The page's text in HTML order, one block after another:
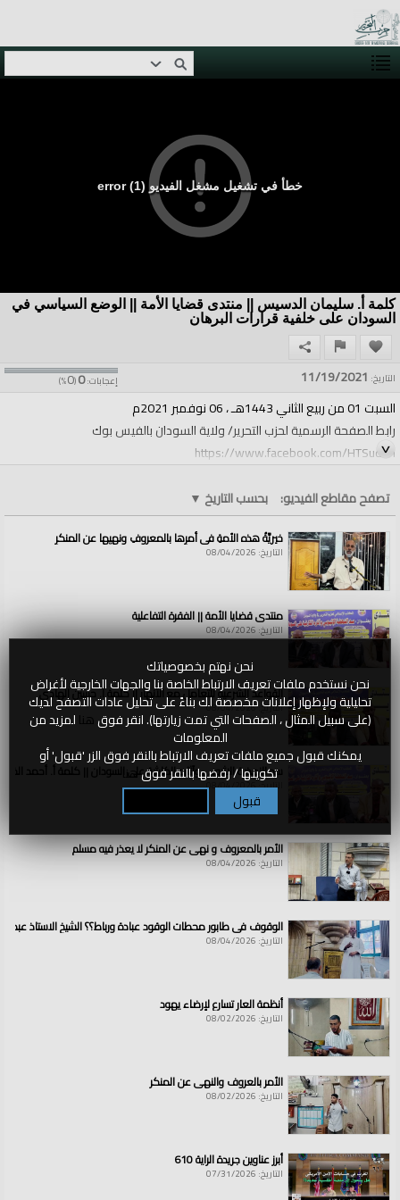
نحن نهتم بخصوصياتك
نحن نستخدم ملفات تعريف الارتباط الخاصة بنا والجهات الخارجية لأغراض
تحليلية ولإظهار إعلانات مخصصة لك بناءً على تحليل عادات التصفح لديك
(على سبيل المثال ، الصفحات التي تمت زيارتها). انقر فوق لمزيد من
المعلومات
يمكنك قبول جميع ملفات تعريف الارتباط بالنقر فوق الزر 'قبول' أو
تكوينها / رفضها بالنقر فوق
قبول
خطأ في تشغيل مشغل الفيديو (1) error
كلمة أ. سليمان الدسيس || منتدى قضايا الأمة || الوضع السياسي في
السودان على خلفية قرارات البرهان
إعجابات:0
(
0
%) التاريخ: 11/19/2021
السبت 01 من ربيع الثاني 1443هـ ، 06 نوفمبر 2021م
رابط الصفحة الرسمية لحزب التحرير/ ولاية السودان بالفيس بوك
https://www.facebook.com/HTSudan
https://www.facebook.com/tahrir1953
الفئات:
الولايات والمناطق
الولايات والمناطق»السودان
قنوات:
الولايات والمناطق
العلامات:كلمة|أ|سليمان|الدسيس|
||
|منتدى|قضايا|الأمة|
||
|الوضع|
السياسي|في|السودان|على|خلفية|قرارات|البرهان
تصفح مقاطع الفيديو: بحسب التاريخ ▼
خيريَّةُ هذه الأمةِ في أمرِها بالمعروفِ ونهيِها عن المنكرِ
التاريخ: 08/04/2026
منتدى قضايا الأمة || الفقرة التفاعلية
التاريخ: 08/04/2026
القواعد الشرعية للتعامل مع الأنهار || كلمة أ. حسين الهادي
التاريخ: 08/04/2026
سد النهضة الاثيوبي وآثاره الكارثية على السودان || كلمة أ. أحمد
التاريخ: 08/04/2026
الأمر بالمعروف و نهي عن المنكر لا يعذر فيه مسلم
التاريخ: 08/04/2026
الوقوف في طابور محطات الوقود عبادة ورباط؟؟ الشيخ الاستاذ عبد
التاريخ: 08/04/2026
أنظمة العار تسارع لإرضاء يهود
التاريخ: 08/02/2026
الأمر بالعروف والنهي عن المنكر
التاريخ: 08/02/2026
أبرز عناوين جريدة الراية 610
التاريخ: 07/31/2026